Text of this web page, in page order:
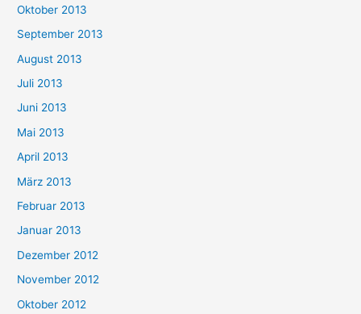
Oktober 2013
September 2013
August 2013
Juli 2013
Juni 2013
Mai 2013
April 2013
März 2013
Februar 2013
Januar 2013
Dezember 2012
November 2012
Oktober 2012